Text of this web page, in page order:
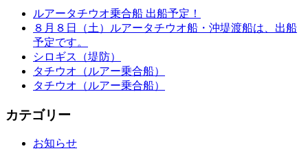
ルアータチウオ乗合船 出船予定！
８月８日（土）ルアータチウオ船・沖堤渡船は、出船
予定です。
シロギス（堤防）
タチウオ（ルアー乗合船）
タチウオ（ルアー乗合船）
カテゴリー
お知らせ